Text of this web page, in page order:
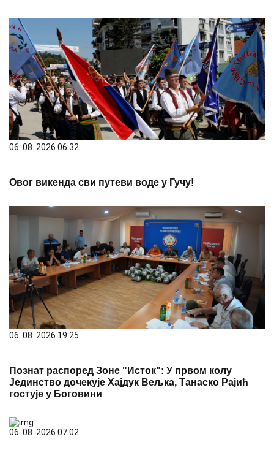
06. 08. 2026 06:32
Овог викенда сви путеви воде у Гучу!
06. 08. 2026 19:25
Познат распоред Зоне "Исток": У првом колу
Јединство дочекује Хајдук Вељка, Танаско Рајић
гостује у Боговини
06. 08. 2026 07:02